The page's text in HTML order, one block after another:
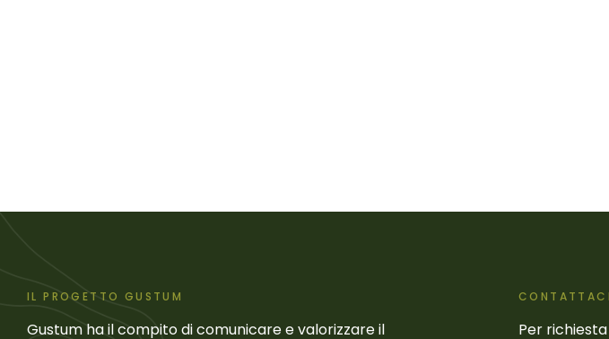
IL PROGETTO GUSTUM
Gustum ha il compito di comunicare e valorizzare il Per